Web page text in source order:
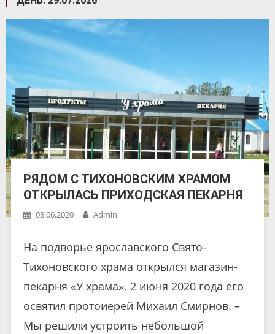
РЯДОМ С ТИХОНОВСКИМ ХРАМОМ
ОТКРЫЛАСЬ ПРИХОДСКАЯ ПЕКАРНЯ
03.06.2020 Admin
На подворье ярославского Свято-
Тихоновского храма открылся магазин-
пекарня «У храма». 2 июня 2020 года его
освятил протоиерей Михаил Смирнов. –
Мы решили устроить небольшой